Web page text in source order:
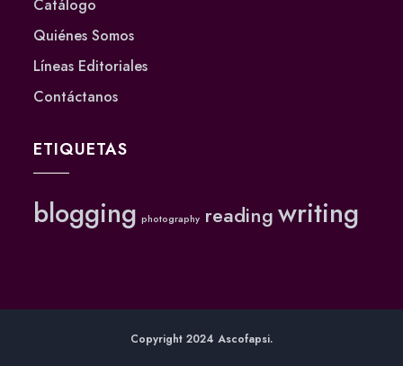
Catálogo
Quiénes Somos
Líneas Editoriales
Contáctanos
ETIQUETAS
blogging photography reading writing
Copyright 2024 Ascofapsi.